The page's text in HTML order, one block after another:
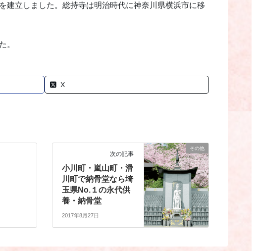
建立しました。総持寺は明治時代に神奈川県横浜市に移
。
X
その他
次の記事
小川町・嵐山町・滑
川町で納骨堂なら埼
玉県No.１の永代供
養・納骨堂
2017年8月27日